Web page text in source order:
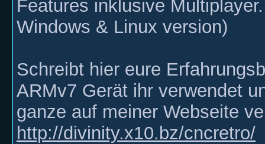
Features inklusive
Windows & Linux version)
Schreibt hier eure
ARMv7 Gerät ihr verwendet
ganze auf meiner Webseite
http://divinity.x10.bz/cncretro/